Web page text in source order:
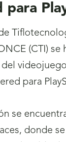
para
(CTI) se
para
se
donde